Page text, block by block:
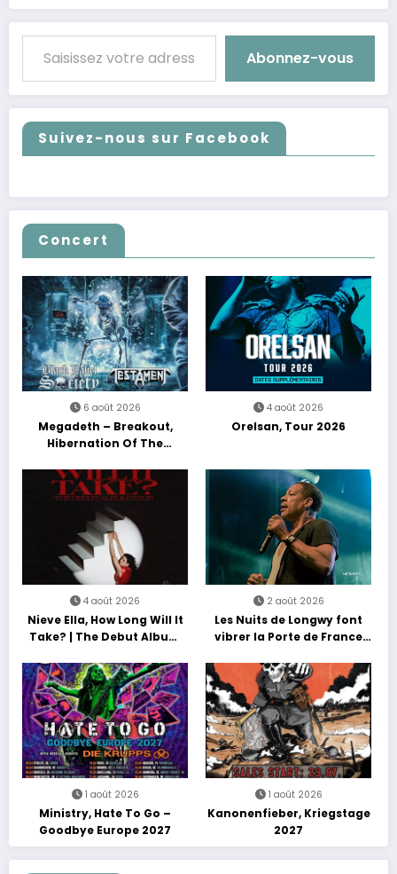
Saisissez votre adresse e-mail…
Abonnez-vous
Suivez-nous sur Facebook
Concert
6 août 2026
Megadeth – Breakout,
Hibernation Of The
4 août 2026
Orelsan, Tour 2026
4 août 2026
Nieve Ella, How Long Will It
Take? | The Debut Album
2 août 2026
Les Nuits de Longwy font
vibrer la Porte de France
découvertes et énergie
reggae
1 août 2026
Ministry, Hate To Go –
Goodbye Europe 2027
1 août 2026
Kanonenfieber, Kriegstage
2027